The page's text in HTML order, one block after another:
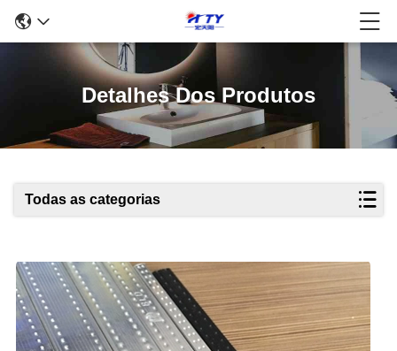
Detalhes Dos Produtos
Todas as categorias